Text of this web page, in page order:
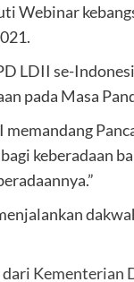
Webinar
LDII se-
pada Masa
keberadaan
dari Kementerian